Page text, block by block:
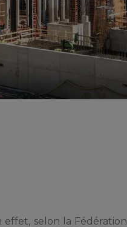
effet, selon la Fédération